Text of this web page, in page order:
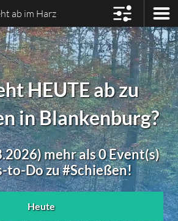
ab im Harz
HEUTE ab zu
in Blankenburg?
mehr als 0 Event(s)
to-Do zu #Schießen!
Heute